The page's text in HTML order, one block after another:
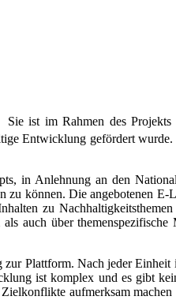
ist im Rahmen des Projekts
Entwicklung gefördert
in Anlehnung an den
können. Die angebotenen E-
zu
auch über
Plattform. Nach jeder Einheit
ist komplex und es gibt
aufmerksam